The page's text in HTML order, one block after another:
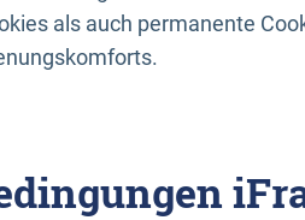
als auch permanente